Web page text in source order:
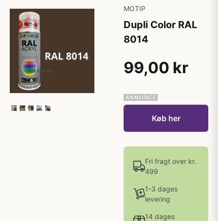
MOTIP
Dupli Color RAL
8014
99,00 kr
Køb her
Fri fragt over kr.
499
1-3 dages
levering
14 dages